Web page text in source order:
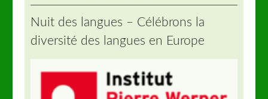
Nuit des langues – Célébrons la
diversité des langues en Europe